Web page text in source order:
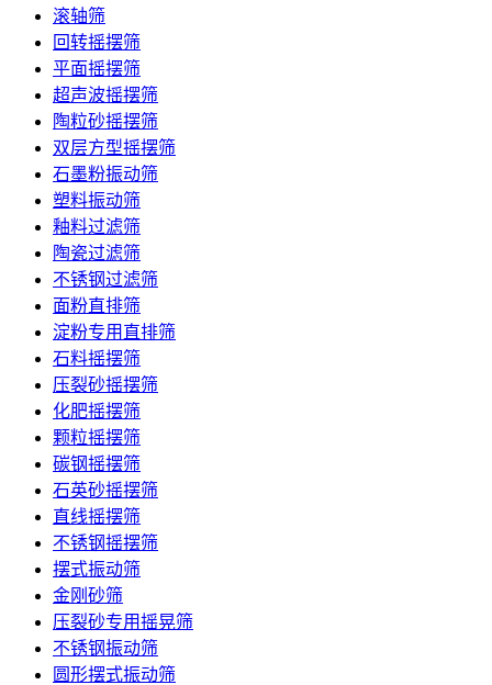
滚轴筛
回转摇摆筛
平面摇摆筛
超声波摇摆筛
陶粒砂摇摆筛
双层方型摇摆筛
石墨粉振动筛
塑料振动筛
釉料过滤筛
陶瓷过滤筛
不锈钢过滤筛
面粉直排筛
淀粉专用直排筛
石料摇摆筛
压裂砂摇摆筛
化肥摇摆筛
颗粒摇摆筛
碳钢摇摆筛
石英砂摇摆筛
直线摇摆筛
不锈钢摇摆筛
摆式振动筛
金刚砂筛
压裂砂专用摇晃筛
不锈钢振动筛
圆形摆式振动筛